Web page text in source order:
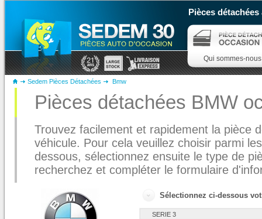
Pièces
Qui sommes-
Sedem Pièces Détachées Bmw
Pièces détachées BMW
Trouvez facilement et rapidement la pièce
véhicule. Pour cela veuillez choisir parmi
dessous, sélectionnez ensuite le type de
recherchez et compléter le formulaire
Sélectionnez ci-dessous
SERIE 3